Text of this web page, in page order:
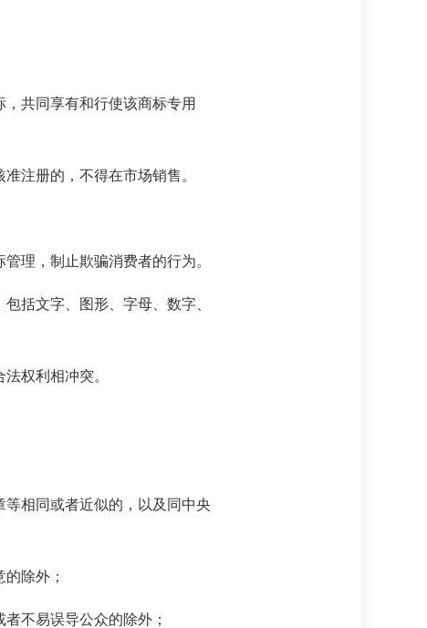
同享有和行使该商标专用
册的，不得在市场销售。
，制止欺骗消费者的行为。
文字、图形、字母、数字、
权利相冲突。
相同或者近似的，以及同中央
除外；
不易误导公众的除外；